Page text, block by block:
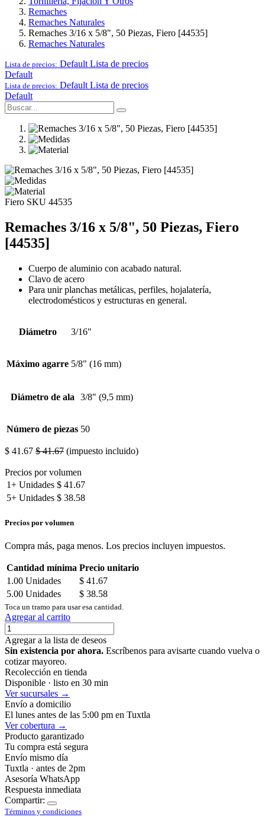
Remaches
Remaches Naturales
Remaches 3/16 x 5/8", 50 Piezas, Fiero [44535]
Remaches Naturales
Lista de precios: Default Lista de precios
Default
Lista de precios: Default Lista de precios
Default
Fiero SKU 44535
Remaches 3/16 x 5/8", 50 Piezas, Fiero
[44535]
Cuerpo de aluminio con acabado natural.
Clavo de acero
Para unir planchas metálicas, perfiles, hojalatería,
electrodomésticos y estructuras en general.
Diámetro 3/16"
Máximo agarre 5/8" (16 mm)
Diámetro de ala 3/8" (9,5 mm)
Número de piezas 50
$ 41.67 $41.67 (impuesto incluido)
Precios por volumen
1+ Unidades $ 41.67
5+ Unidades $ 38.58
Precios por volumen
Compra más, paga menos. Los precios incluyen impuestos.
Cantidad mínima Precio unitario
1.00 Unidades $ 41.67
5.00 Unidades $ 38.58
Toca un tramo para usar esa cantidad.
Agregar al carrito
Agregar a la lista de deseos
Sin existencia por ahora. Escríbenos para avisarte cuando vuelva o
cotizar mayoreo.
Recolección en tienda
Disponible · listo en 30 min
Ver sucursales →
Envío a domicilio
El lunes antes de las 5:00 pm en Tuxtla
Ver cobertura →
Producto garantizado
Tu compra está segura
Envío mismo día
Tuxtla · antes de 2pm
Asesoría WhatsApp
Respuesta inmediata
Compartir:
Términos y condiciones